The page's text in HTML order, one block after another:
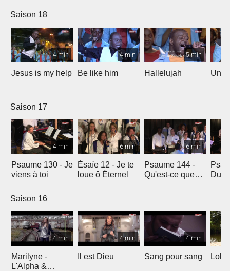
Saison 18
4 min
Jesus is my help
4 min
Be like him
5 min
Hallelujah Un
Saison 17
4 min
Psaume 130 - Je
viens à toi
6 min
Ésaïe 12 - Je te
loue ô Éternel
6 min
Psaume 144 -
Qu'est-ce que
Du
Saison 16
4 min
Marilyne -
L'Alpha &
4 min
Il est Dieu
4 min
Sang pour sang Lola